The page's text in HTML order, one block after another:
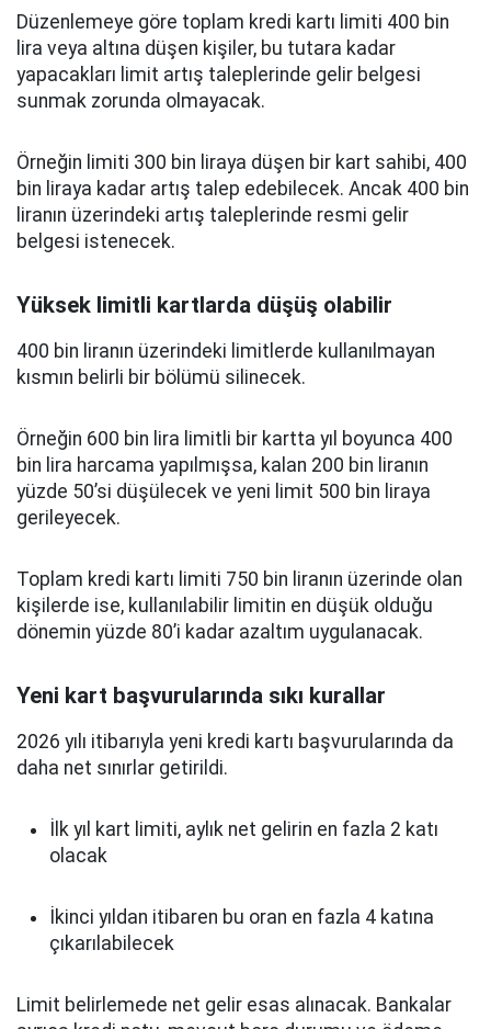
Düzenlemeye göre toplam kredi kartı limiti 400 bin
lira veya altına düşen kişiler, bu tutara kadar
yapacakları limit artış taleplerinde gelir belgesi
sunmak zorunda olmayacak.
Örneğin limiti 300 bin liraya düşen bir kart sahibi, 400
bin liraya kadar artış talep edebilecek. Ancak 400 bin
liranın üzerindeki artış taleplerinde resmi gelir
belgesi istenecek.
Yüksek limitli kartlarda düşüş olabilir
400 bin liranın üzerindeki limitlerde kullanılmayan
kısmın belirli bir bölümü silinecek.
Örneğin 600 bin lira limitli bir kartta yıl boyunca 400
bin lira harcama yapılmışsa, kalan 200 bin liranın
yüzde 50’si düşülecek ve yeni limit 500 bin liraya
gerileyecek.
Toplam kredi kartı limiti 750 bin liranın üzerinde olan
kişilerde ise, kullanılabilir limitin en düşük olduğu
dönemin yüzde 80’i kadar azaltım uygulanacak.
Yeni kart başvurularında sıkı kurallar
2026 yılı itibarıyla yeni kredi kartı başvurularında da
daha net sınırlar getirildi.
İlk yıl kart limiti, aylık net gelirin en fazla 2 katı
olacak
İkinci yıldan itibaren bu oran en fazla 4 katına
çıkarılabilecek
Limit belirlemede net gelir esas alınacak. Bankalar